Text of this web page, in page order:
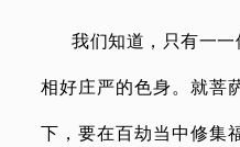
我们知道，只有一
相好庄严的色身。就菩
下，要在百劫当中修集